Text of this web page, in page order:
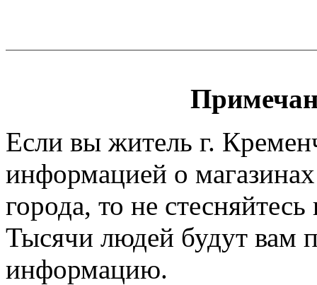
Если вы житель г.
информацией о
города, то не
Тысячи людей будут вам
информацию.